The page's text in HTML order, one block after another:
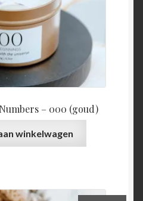
– 000 (goud)
winkelwagen